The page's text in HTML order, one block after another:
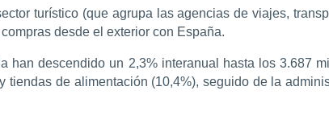
turístico (que agrupa las agencias de viajes,
desde el exterior con España.
han descendido un 2,3% interanual hasta los 3.687
tiendas de alimentación (10,4%), seguido de la